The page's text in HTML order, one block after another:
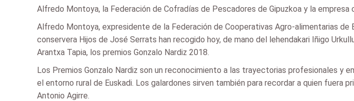
Alfredo Montoya, la Federación de Cofradías de Pescadores de Gipuzkoa y la empresa
Alfredo Montoya, expresidente de la Federación de Cooperativas Agro-alimentarias
conservera Hijos de José Serrats han recogido hoy, de mano del lehendakari Iñigo
Arantxa Tapia, los premios Gonzalo Nardiz 2018.
Los Premios Gonzalo Nardiz son un reconocimiento a las trayectorias profesionales y
el entorno rural de Euskadi. Los galardones sirven también para recordar a quien fuera
Antonio Agirre.